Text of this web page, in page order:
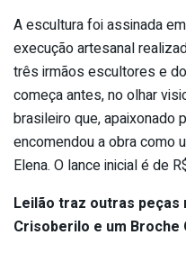
A escultura foi assinada
execução artesanal
três irmãos escultores e
começa antes, no olhar
brasileiro que, apaixonado
encomendou a obra como
Elena. O lance inicial é de
Leilão traz outras peças
Crisoberilo e um Broche